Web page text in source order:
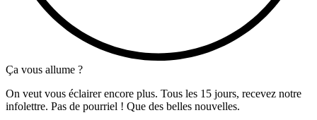
Ça vous allume ?
On veut vous éclairer encore plus. Tous les 15 jours, recevez notre
infolettre. Pas de pourriel ! Que des belles nouvelles.